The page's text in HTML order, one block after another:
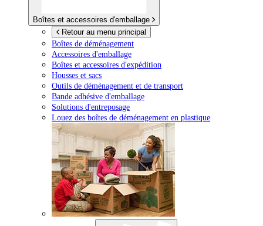
Boîtes et accessoires d'emballage
Retour au menu principal
Boîtes de déménagement
Accessoires d'emballage
Boîtes et accessoires d'expédition
Housses et sacs
Outils de déménagement et de transport
Bande adhésive d'emballage
Solutions d'entreposage
Louez des boîtes de déménagement en plastique